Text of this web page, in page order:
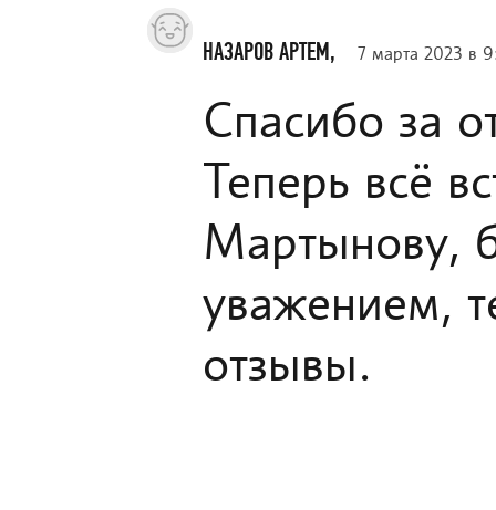
НАЗАРОВ АРТЕМ, 7 марта 2023 в
Спасибо за
Теперь всё
Мартынову,
уважением,
отзывы.